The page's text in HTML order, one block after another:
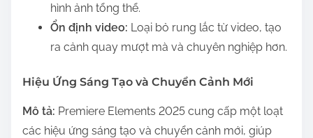
hình ảnh tổng thể.
Ổn định video: Loại bỏ rung lắc từ video, tạo
ra cảnh quay mượt mà và chuyên nghiệp hơn.
Hiệu Ứng Sáng Tạo và Chuyển Cảnh Mới
Mô tả: Premiere Elements 2025 cung cấp một loạt
các hiệu ứng sáng tạo và chuyển cảnh mới, giúp